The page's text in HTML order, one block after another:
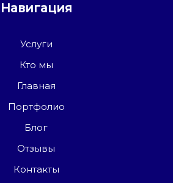
Навигация
Услуги
Кто мы
Главная
Портфолио
Блог
Отзывы
Контакты